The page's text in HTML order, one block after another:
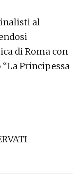
al
di Roma con
Principessa